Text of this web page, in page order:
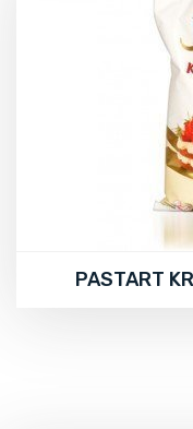
PASTART